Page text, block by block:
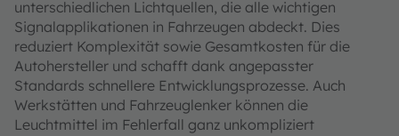
unterschiedlichen Lichtquellen, die alle wichtigen
Signalapplikationen in Fahrzeugen abdeckt. Dies
reduziert Komplexität sowie Gesamtkosten für die
Autohersteller und schafft dank angepasster
Standards schnellere Entwicklungsprozesse. Auch
Werkstätten und Fahrzeuglenker können die
Leuchtmittel im Fehlerfall ganz unkompliziert